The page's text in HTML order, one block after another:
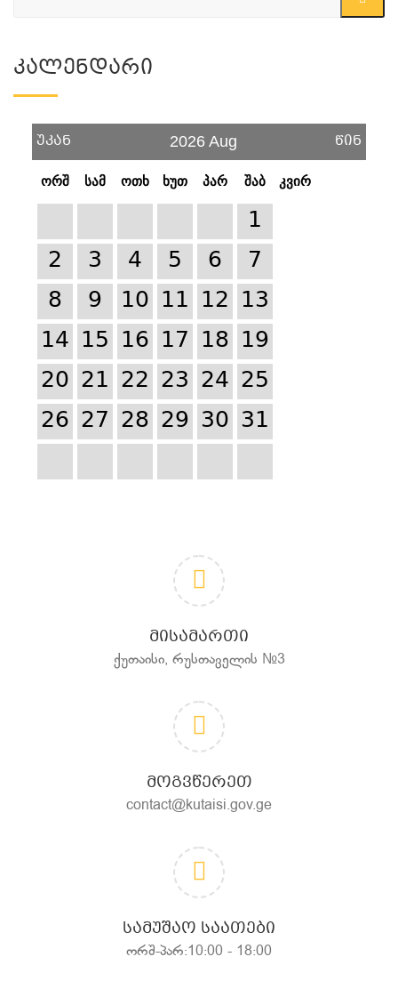
Კალენდარი
უკან 2026 Aug წინ
ორშ სამ ოთხ ხუთ პარ შაბ კვირ
1
2
3 4 5 6
7
8
9 10 11 12 13
14 15 16 17 18 19
20 21 22 23 24 25
26 27 28 29 30 31
ᲛᲘᲡᲐᲛᲐᲠᲗᲘ
ქუთაისი, რუსთაველის №3
ᲛᲝᲒᲕᲬᲔᲠᲔᲗ
contact@kutaisi.gov.ge
ᲡᲐᲛᲣᲨᲐᲝ ᲡᲐᲐᲗᲔᲑᲘ
ორშ-პარ:10:00 - 18:00